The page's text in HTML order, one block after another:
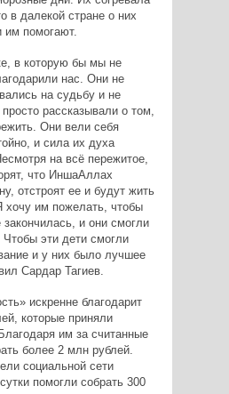
в далекой стране о них
им помогают.
в которую бы мы не
нас. Они не
на судьбу и не
рассказывали о том,
Они вели себя
и сила их духа
на всё пережитое,
что ИншаАллах
отстроят ее и будут жить
хочу им пожелать, чтобы
закончилась, и они смогли
эти дети смогли
и у них было лучшее
Сардар Тагиев.
искренне благодарит
которые приняли
им за считанные
более 2 млн рублей.
социальной сети
помогли собрать 300